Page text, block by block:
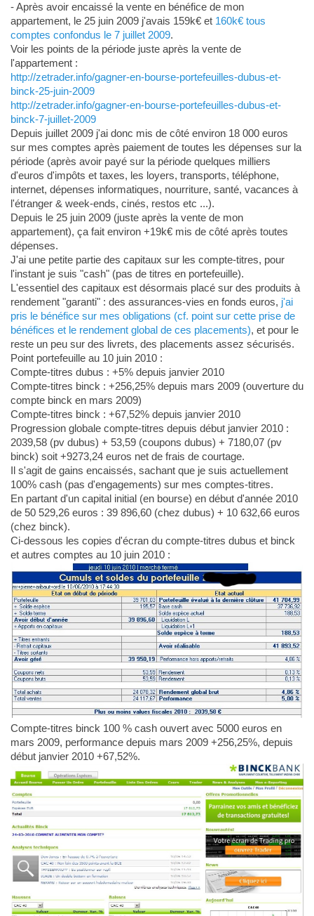
- Après avoir encaissé la vente en bénéfice de mon
appartement, le 25 juin 2009 j'avais 159k€ et 160k€ tous
comptes confondus le 7 juillet 2009.
Voir les points de la période juste après la vente de
l'appartement :
http://zetrader.info/gagner-en-bourse-portefeuilles-dubus-et-
binck-25-juin-2009
http://zetrader.info/gagner-en-bourse-portefeuilles-dubus-et-
binck-7-juillet-2009
Depuis juillet 2009 j'ai donc mis de côté environ 18 000 euros
sur mes comptes après paiement de toutes les dépenses sur la
période (après avoir payé sur la période quelques milliers
d'euros d'impôts et taxes, les loyers, transports, téléphone,
internet, dépenses informatiques, nourriture, santé, vacances à
l'étranger & week-ends, cinés, restos etc ...).
Depuis le 25 juin 2009 (juste après la vente de mon
appartement), ça fait environ +19k€ mis de côté après toutes
dépenses.
J'ai une petite partie des capitaux sur les compte-titres, pour
l'instant je suis "cash" (pas de titres en portefeuille).
L'essentiel des capitaux est désormais placé sur des produits à
rendement "garanti" : des assurances-vies en fonds euros, j'ai
pris le bénéfice sur mes obligations (cf. point sur cette prise de
bénéfices et le rendement global de ces placements), et pour le
reste un peu sur des livrets, des placements assez sécurisés.
Point portefeuille au 10 juin 2010 :
Compte-titres dubus : +5% depuis janvier 2010
Compte-titres binck : +256,25% depuis mars 2009 (ouverture du
compte binck en mars 2009)
Compte-titres binck : +67,52% depuis janvier 2010
Progression globale compte-titres depuis début janvier 2010 :
2039,58 (pv dubus) + 53,59 (coupons dubus) + 7180,07 (pv
binck) soit +9273,24 euros net de frais de courtage.
Il s'agit de gains encaissés, sachant que je suis actuellement
100% cash (pas d'engagements) sur mes comptes-titres.
En partant d'un capital initial (en bourse) en début d'année 2010
de 50 529,26 euros : 39 896,60 (chez dubus) + 10 632,66 euros
(chez binck).
Ci-dessous les copies d'écran du compte-titres dubus et binck
et autres comptes au 10 juin 2010 :
Compte-titres binck 100 % cash ouvert avec 5000 euros en
mars 2009, performance depuis mars 2009 +256,25%, depuis
début janvier 2010 +67,52%.